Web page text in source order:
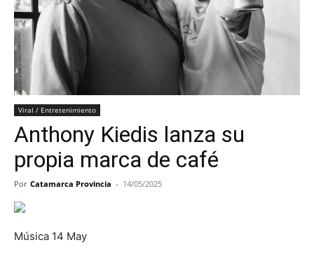
Viral / Entretenimiento
Anthony Kiedis lanza su
propia marca de café
Por Catamarca Provincia - 14/05/2025
Música 14 May